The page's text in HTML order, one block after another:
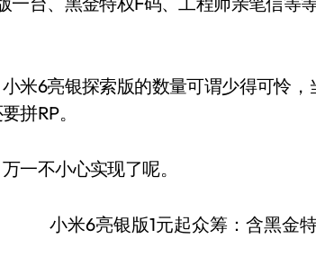
米6亮银探索版的数量可谓少得可怜
拼RP。
一不小心实现了呢。